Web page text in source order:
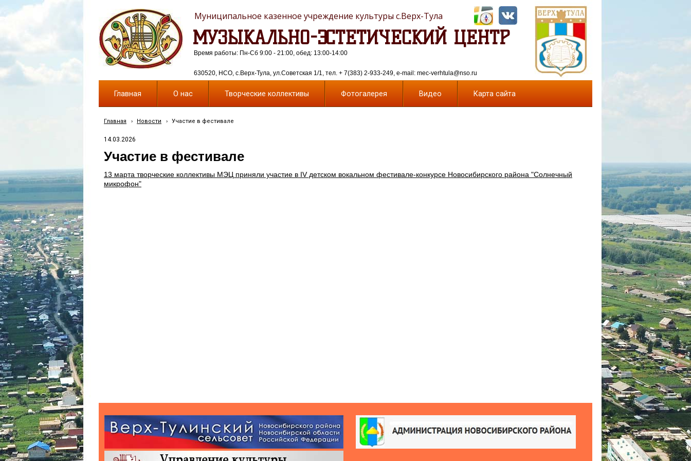
МУЗЫКАЛЬНО-ЭСТЕТИЧЕСКИЙ ЦЕНТР
Муниципальное казенное учреждение культуры с.Верх-Тула
630520, НСО, с.Верх-Тула, ул.Советская 1/1, тел. + 7(383) 2-933-249, e-mail: mec-verhtula@nso.ru
Время работы: Пн-Сб 9:00 - 21:00, обед: 13:00-14:00
Главная О нас Творческие коллективы Фотогалерея Видео Карта сайта
Главная › Новости › Участие в фестивале
14.03.2026
Участие в фестивале
13 марта творческие коллективы МЭЦ приняли участие в IV детском вокальном фестивале-конкурсе Новосибирского района "Солнечный
микрофон"